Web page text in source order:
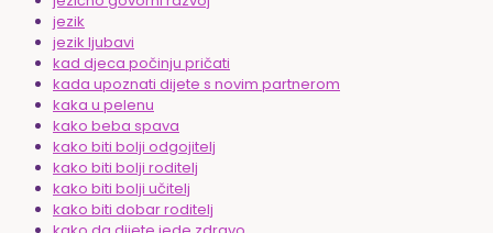
jezik
jezik ljubavi
kad djeca počinju pričati
kada upoznati dijete s novim partnerom
kaka u pelenu
kako beba spava
kako biti bolji odgojitelj
kako biti bolji roditelj
kako biti bolji učitelj
kako biti dobar roditelj